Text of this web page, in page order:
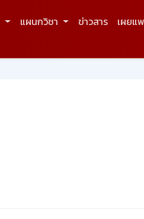
แผนกวิชา ข่าวสาร เผยแ